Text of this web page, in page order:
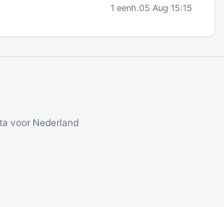
1 eenh.05 Aug 15:15
voor Nederland